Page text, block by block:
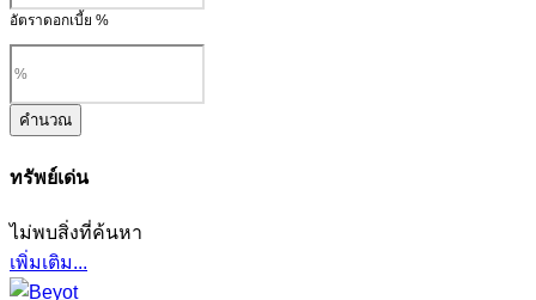
อัตราดอกเบี้ย %
คำนวณ
ทรัพย์เด่น
ไม่พบสิ่งที่ค้นหา
เพิ่มเติม...